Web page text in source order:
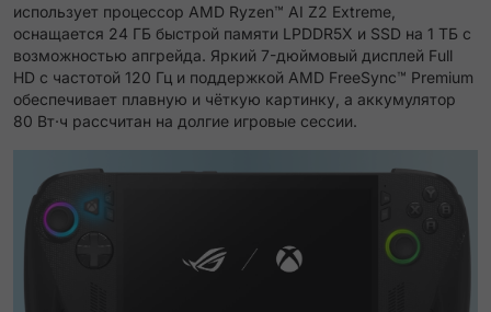
использует процессор AMD Ryzen™ AI Z2 Extreme,
оснащается 24 ГБ быстрой памяти LPDDR5X и SSD на 1 ТБ с
возможностью апгрейда. Яркий 7-дюймовый дисплей Full
HD с частотой 120 Гц и поддержкой AMD FreeSync™ Premium
обеспечивает плавную и чёткую картинку, а аккумулятор
80 Вт·ч рассчитан на долгие игровые сессии.